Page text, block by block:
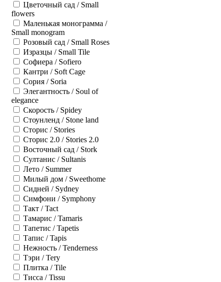
Цветочный сад / Small
flowers
Маленькая монограмма /
Small monogram
Розовый сад / Small Roses
Изразцы / Small Tile
Софиера / Sofiero
Кантри / Soft Cage
Сория / Soria
Элегантность / Soul of
elegance
Скорость / Spidey
Стоунленд / Stone land
Сторис / Stories
Сторис 2.0 / Stories 2.0
Восточный сад / Stork
Султанис / Sultanis
Лето / Summer
Милый дом / Sweethome
Сидней / Sydney
Симфони / Symphony
Такт / Tact
Тамарис / Tamaris
Тапетис / Tapetis
Тапис / Tapis
Нежность / Tenderness
Тэри / Tery
Плитка / Tile
Тисса / Tissu